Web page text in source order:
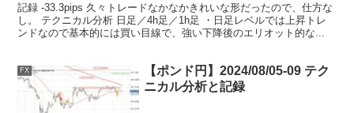
記録 -33.3pips 久々トレードなかなかきれいな形だったので、仕方な
し。 テクニカル分析 日足／4h足／1h足 ・日足レベルでは上昇トレ
ンドなので基本的には買い目線で、強い下降後のエリオット的な...
FX
【ポンド円】2024/08/05-09 テク
ニカル分析と記録